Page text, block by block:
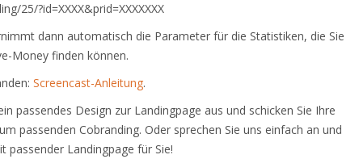
25/?id=XXXX&prid=XXXXXXX
dann automatisch die Parameter für die Statistiken, die Sie
Money finden können.
Screencast-Anleitung.
passendes Design zur Landingpage aus und schicken Sie Ihre
passenden Cobranding. Oder sprechen Sie uns einfach an und
passender Landingpage für Sie!